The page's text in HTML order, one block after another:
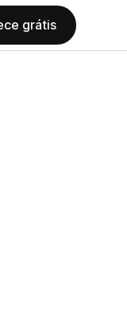
grátis